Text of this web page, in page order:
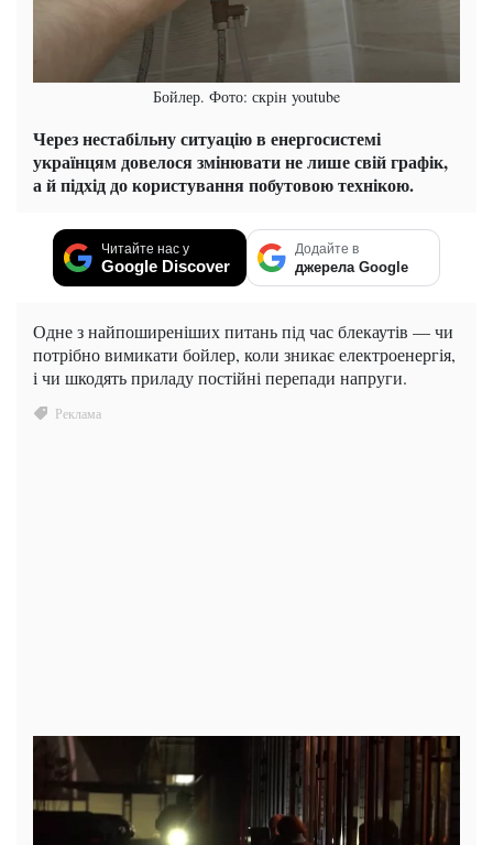
Бойлер. Фото: скрін youtube
Через нестабільну ситуацію в енергосистемі
українцям довелося змінювати не лише свій графік,
а й підхід до користування побутовою технікою.
Читайте нас у
Google Discover
Додайте в
джерела Google
Одне з найпоширеніших питань під час блекаутів — чи
потрібно вимикати бойлер, коли зникає електроенергія,
і чи шкодять приладу постійні перепади напруги.